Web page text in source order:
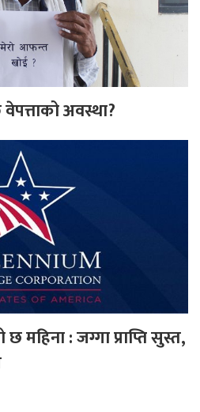
अवस्था?
महिना : जग्गा प्राप्ति सुस्त,